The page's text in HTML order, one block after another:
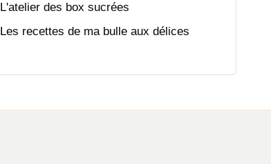
L'atelier des box sucrées
Les recettes de ma bulle aux délices